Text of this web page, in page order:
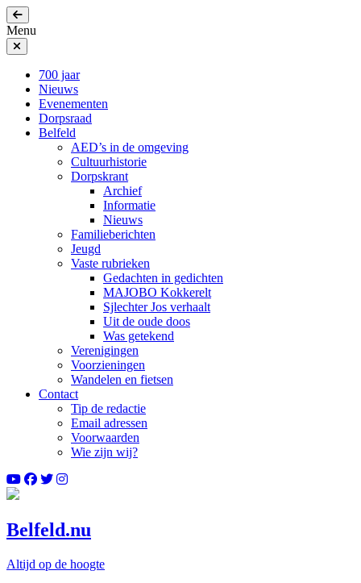
Menu
700 jaar
Nieuws
Evenementen
Dorpsraad
Belfeld
AED’s in de omgeving
Cultuurhistorie
Dorpskrant
Archief
Informatie
Nieuws
Familieberichten
Jeugd
Vaste rubrieken
Gedachten in gedichten
MAJOBO Kokkerelt
Sjlechter Jos verhaalt
Uit de oude doos
Was getekend
Verenigingen
Voorzieningen
Wandelen en fietsen
Contact
Tip de redactie
Email adressen
Voorwaarden
Wie zijn wij?
Belfeld.nu
Altijd op de hoogte